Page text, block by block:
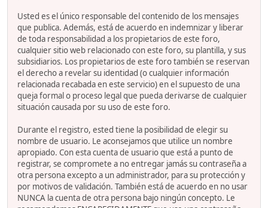
Usted es el único responsable del contenido de los mensajes
que publica. Además, está de acuerdo en indemnizar y liberar
de toda responsabilidad a los propietarios de este foro,
cualquier sitio web relacionado con este foro, su plantilla, y sus
subsidiarios. Los propietarios de este foro también se reservan
el derecho a revelar su identidad (o cualquier información
relacionada recabada en este servicio) en el supuesto de una
queja formal o proceso legal que pueda derivarse de cualquier
situación causada por su uso de este foro.
Durante el registro, ested tiene la posibilidad de elegir su
nombre de usuario. Le aconsejamos que utilice un nombre
apropiado. Con esta cuenta de usuario que está a punto de
registrar, se compromete a no entregar jamás su contraseña a
otra persona excepto a un administrador, para su protección y
por motivos de validación. También está de acuerdo en no usar
NUNCA la cuenta de otra persona bajo ningún concepto. Le